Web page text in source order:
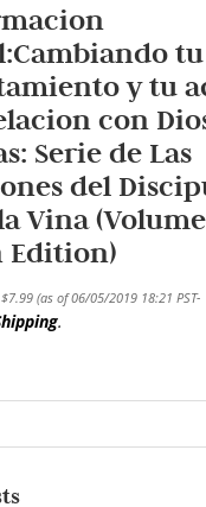
tu
y tu
con
Serie de Las
del
Vina
Edition)
$7.99(as of 06/05/2019 18:21 PST-
.